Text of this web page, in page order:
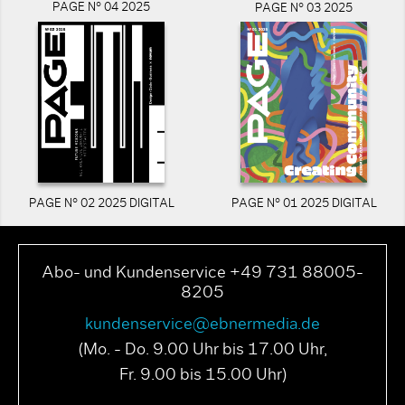
PAGE N° 04 2025 PAGE N° 03 2025
PAGE N° 02 2025 DIGITAL PAGE N° 01 2025 DIGITAL
Abo- und Kundenservice +49 731 88005-
8205
kundenservice@ebnermedia.de
(Mo. - Do. 9.00 Uhr bis 17.00 Uhr,
Fr. 9.00 bis 15.00 Uhr)